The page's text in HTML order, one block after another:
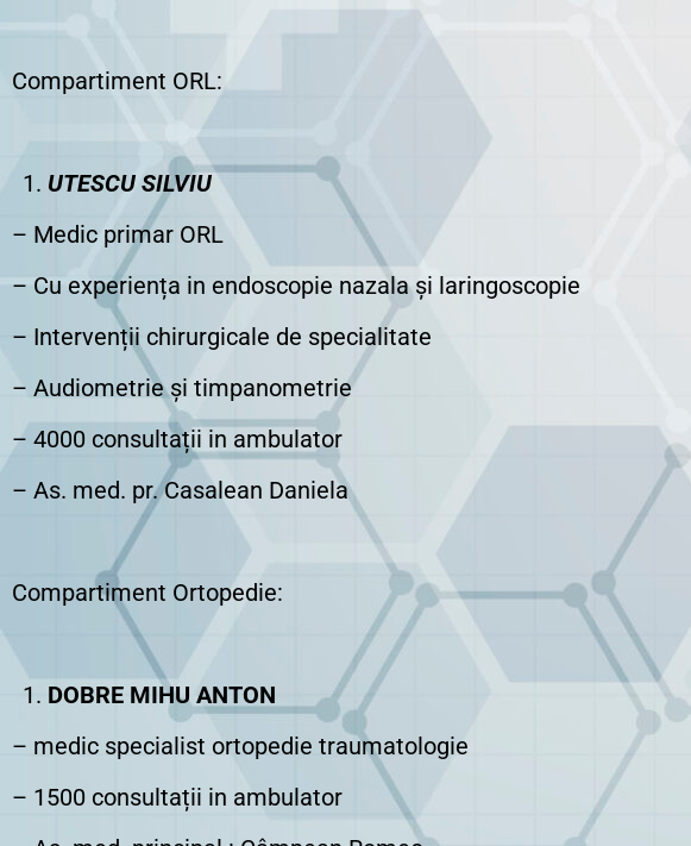
Compartiment ORL:
UTESCU SILVIU
– Medic primar ORL
– Cu experiența in endoscopie nazala și laringoscopie
– Intervenții chirurgicale de specialitate
– Audiometrie și timpanometrie
– 4000 consultații in ambulator
– As. med. pr. Casalean Daniela
Compartiment Ortopedie:
DOBRE MIHU ANTON
– medic specialist ortopedie traumatologie
– 1500 consultații in ambulator